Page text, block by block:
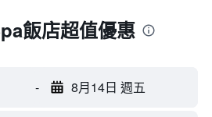
飯店超值優惠
- 8月14日 週五